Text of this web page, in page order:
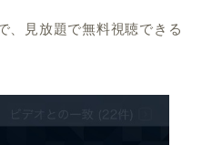
、見放題で無料視聴できる